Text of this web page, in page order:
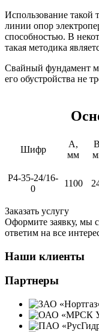
Использование такой
линии опор
способностью. В
такая методика
Свайный фундамент
его обустройства не
Шифр
A,
мм
Р4-35-24/16-
0
1100
Заказать услугу
Оформите заявку, мы
ответим на все
Наши клиенты
Партнеры